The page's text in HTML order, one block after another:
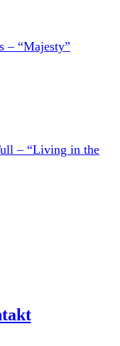
– “Majesty”
– “Living in the